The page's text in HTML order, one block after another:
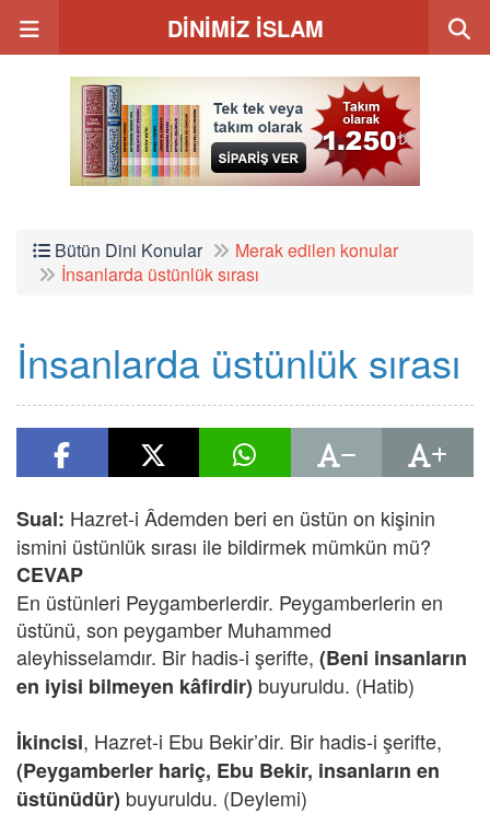
DİNİMİZ İSLAM
Bütün Dini Konular
Merak edilen konular
İnsanlarda üstünlük sırası
İnsanlarda üstünlük sırası
Sual: Hazret-i Âdemden beri en üstün on kişinin
ismini üstünlük sırası ile bildirmek mümkün mü?
CEVAP
En üstünleri Peygamberlerdir. Peygamberlerin en
üstünü, son peygamber Muhammed
aleyhisselamdır. Bir hadis-i şerifte, (Beni insanların
en iyisi bilmeyen kâfirdir) buyuruldu. (Hatib)
İkincisi, Hazret-i Ebu Bekir’dir. Bir hadis-i şerifte,
(Peygamberler hariç, Ebu Bekir, insanların en
üstünüdür) buyuruldu. (Deylemi)